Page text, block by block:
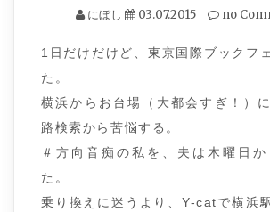
にぼし 03.07.2015 no
1日だけだけど、東京国際ブックフ
た。
横浜からお台場（大都会すぎ！）
路検索から苦悩する。
＃方向音痴の私を、夫は木曜日
た。
乗り換えに迷うより、Y-catで横浜